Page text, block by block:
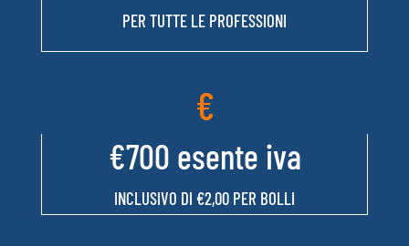
PER TUTTE LE PROFESSIONI
€
€700 esente iva
INCLUSIVO DI €2,00 PER BOLLI